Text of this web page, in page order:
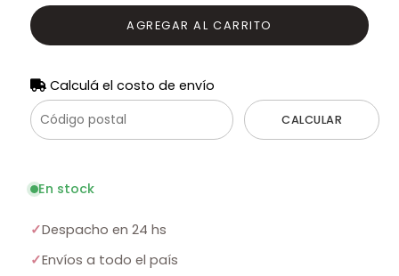
AGREGAR AL CARRITO
Calculá el costo de envío
CALCULAR
En stock
✓Despacho en 24 hs
✓Envíos a todo el país